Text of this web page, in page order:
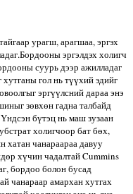
урагш, арагшаа, эргэх
эргэлдэх холигч
суурь дээр ажилладаг
гол нь түүхий эдийг
эргүүлсний дараа энэ
зөвхөн гадна талбайд
бүтэц нь маш зузаан
холигчоор бат бөх,
хатан чанараараа давуу
хүчин чадалтай Cummins
бордоо болон бусад
чанараар амархан хутгах